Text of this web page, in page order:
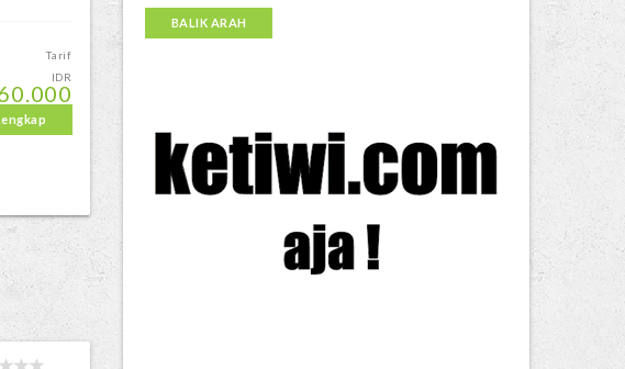
Tarif
IDR
BALIK ARAH